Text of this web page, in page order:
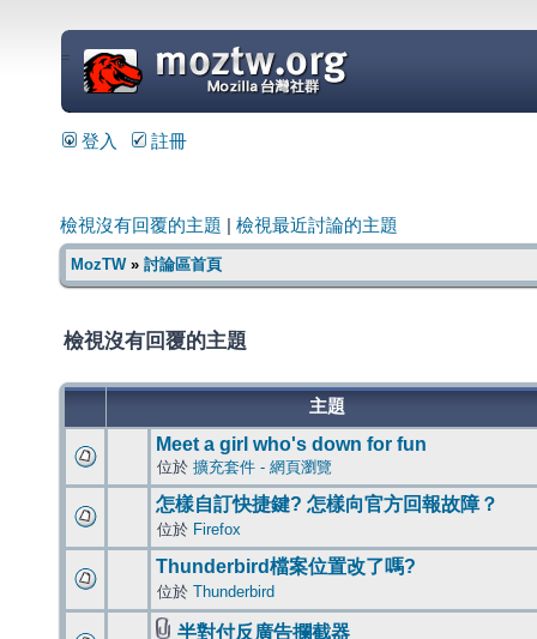
=
登入 註冊
檢視沒有回覆的主題 檢視最近討論的主題
MozTW» 討論區首頁
檢視沒有回覆的主題
主題
Meet a girl who's down for fun
位於 擴充套件 - 網頁瀏覽
怎樣自訂快捷鍵? 怎樣向官方回報故障？
位於 Firefox
Thunderbird檔案位置改了嗎?
位於 Thunderbird
半對付反廣告攔截器